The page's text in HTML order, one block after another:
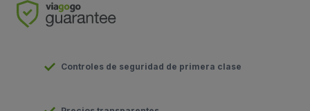
Controles de seguridad de primera clase